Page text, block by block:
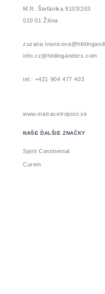
M.R. Štefánika 8103/203
010 01 Žilina
info.cz@hildinganders.com
tel.: +421 904 477 403
www.matracetropico.sk
NAŠE ĎALŠIE ZNAČKY
Spirit Continental
Curem